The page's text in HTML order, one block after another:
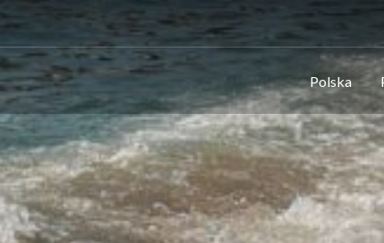
Polska